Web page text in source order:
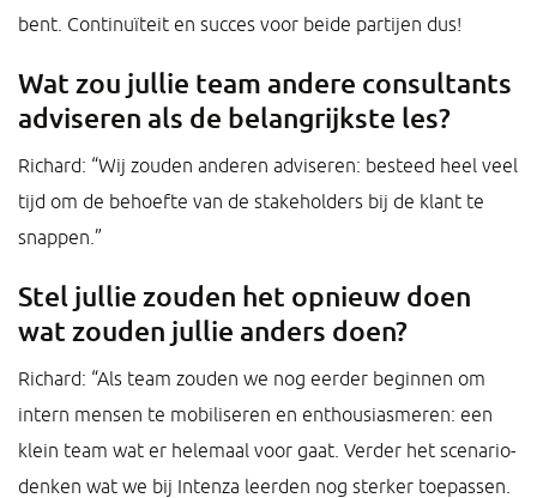
bent. Continuïteit en succes voor beide partijen dus!
Wat zou jullie team andere consultants
adviseren als de belangrijkste les?
Richard: “Wij zouden anderen adviseren: besteed heel veel
tijd om de behoefte van de stakeholders bij de klant te
snappen.”
Stel jullie zouden het opnieuw doen
wat zouden jullie anders doen?
Richard: “Als team zouden we nog eerder beginnen om
intern mensen te mobiliseren en enthousiasmeren: een
klein team wat er helemaal voor gaat. Verder het scenario-
denken wat we bij Intenza leerden nog sterker toepassen.